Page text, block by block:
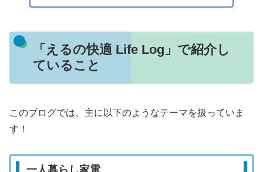
「えるの快適 Life Log」で紹介し
ていること
このブログでは、主に以下のようなテーマを扱っていま
す！
一人暮らし家電